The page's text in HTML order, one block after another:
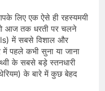
लिए एक ऐसे ही रहस्यमयी
आज तक धरती पर चलने
में सबसे विशाल और
में पहले कभी सुना या जाना
के सबसे बड़े स्तनधारी
के बारे में कुछ बेहद